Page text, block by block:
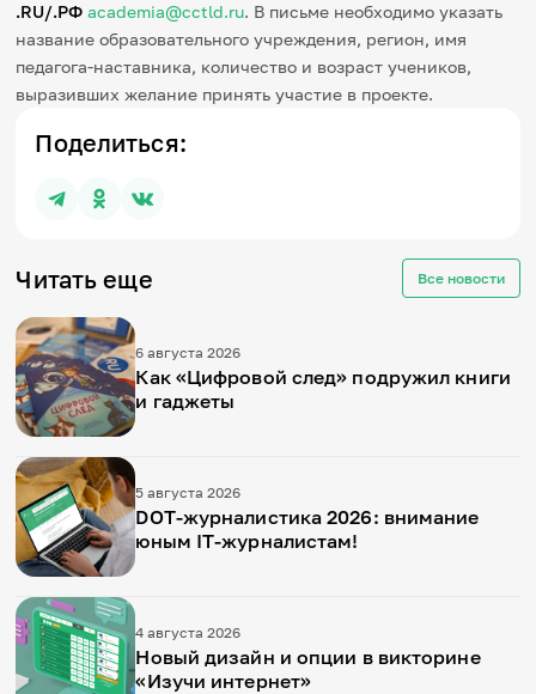
.RU/.РФ academia@cctld.ru. В письме необходимо указать
название образовательного учреждения, регион, имя
педагога-наставника, количество и возраст учеников,
выразивших желание принять участие в проекте.
Поделиться:
Читать еще Все новости
6 августа 2026
Как «Цифровой след» подружил книги
и гаджеты
5 августа 2026
DOT-журналистика 2026: внимание
юным IT-журналистам!
4 августа 2026
Новый дизайн и опции в викторине
«Изучи интернет»